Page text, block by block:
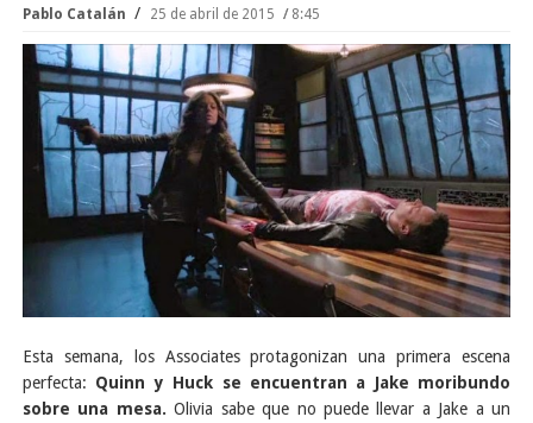
Pablo Catalán 25 de abril de 2015 8:45
Esta semana, los Associates protagonizan una primera escena
perfecta: Quinn y Huck se encuentran a Jake moribundo
sobre una mesa. Olivia sabe que no puede llevar a Jake a un